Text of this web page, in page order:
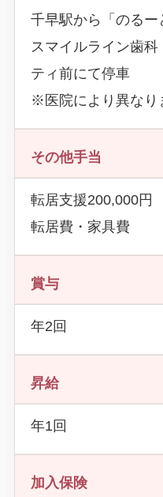
千早駅から「のるー
スマイルライン歯
ティ前にて停車
※医院により異なり
その他手当
転居支援200,000円
転居費・家具費
賞与
年2回
昇給
年1回
加入保険